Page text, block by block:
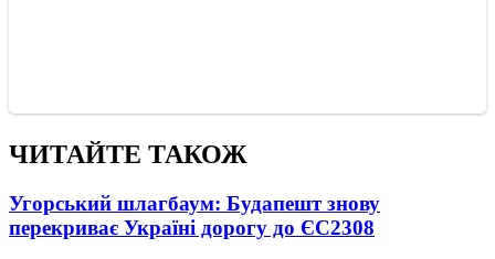
ЧИТАЙТЕ ТАКОЖ
Угорський шлагбаум: Будапешт знову
перекриває Україні дорогу до ЄС2308